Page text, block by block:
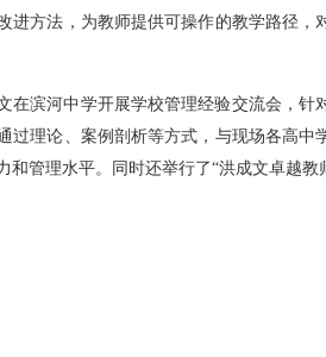
进方法，为教师提供可操作的教学路径，
在滨河中学开展学校管理经验交流会，针
过理论、案例剖析等方式，与现场各高中
和管理水平。同时还举行了“洪成文卓越教